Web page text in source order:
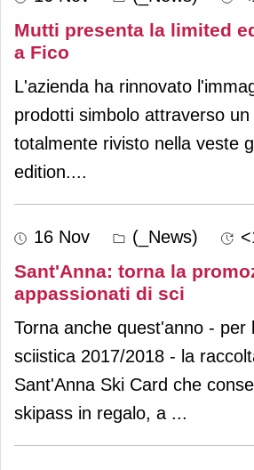
Mutti presenta la limited
a Fico
L'azienda ha rinnovato
prodotti simbolo attraverso un
totalmente rivisto nella veste
edition....
16 Nov (_News)
Sant'Anna: torna la
appassionati di sci
Torna anche quest'anno - per
sciistica 2017/2018 - la
Sant'Anna Ski Card che
skipass in regalo, a ...